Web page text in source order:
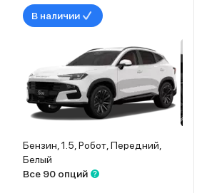
В наличии
Бензин, 1.5, Робот, Передний,
Белый
Все 90 опций